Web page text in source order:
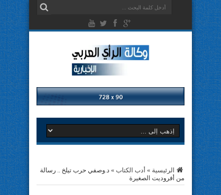
الرئيسية » أدب الكتاب » د.وصفي حرب تيلخ .. رسالة
من أفروديت الصغيرة